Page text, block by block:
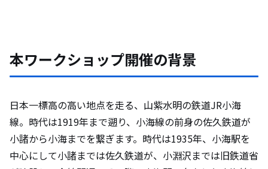
本ワークショップ開催の背景
日本一標高の高い地点を走る、山紫水明の鉄道JR小海
線。時代は1919年まで遡り、小海線の前身の佐久鉄道が
小諸から小海までを繋ぎます。時代は1935年、小海駅を
中心にして小諸までは佐久鉄道が、小淵沢までは旧鉄道省